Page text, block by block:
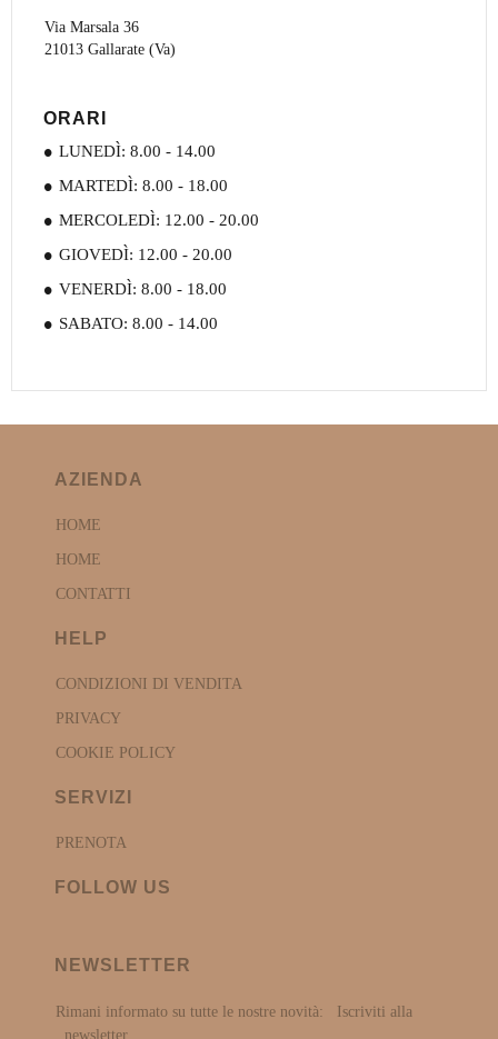
Via Marsala 36
21013 Gallarate (Va)
ORARI
LUNEDÌ: 8.00 - 14.00
MARTEDÌ: 8.00 - 18.00
MERCOLEDÌ: 12.00 - 20.00
GIOVEDÌ: 12.00 - 20.00
VENERDÌ: 8.00 - 18.00
SABATO: 8.00 - 14.00
AZIENDA
HOME
HOME
CONTATTI
HELP
CONDIZIONI DI VENDITA
PRIVACY
COOKIE POLICY
SERVIZI
PRENOTA
FOLLOW US
NEWSLETTER
Rimani informato su tutte le nostre novità:
Iscriviti alla
newsletter